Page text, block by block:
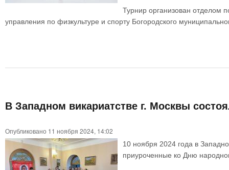
Турнир организован отделом
управления по физкультуре и спорту Богородского
В Западном викариатстве г. Москвы
Опубликовано 11 ноября 2024, 14:02
10 ноября 2024 года в
приуроченные ко Дню